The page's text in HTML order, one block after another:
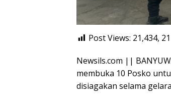
Post Views: 21,434, 21
Newsils.com ||
membuka 10 Posko
disiagakan selama